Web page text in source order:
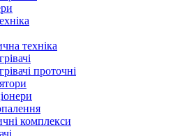
техніка
проточні
комплекси